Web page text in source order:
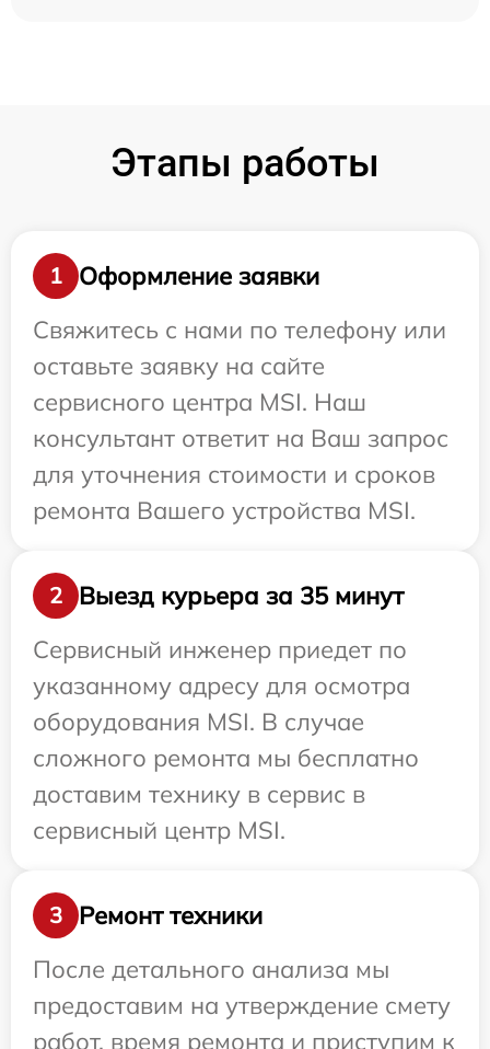
Этапы работы
1
Оформление заявки
Свяжитесь с нами по телефону или
оставьте заявку на сайте
сервисного центра MSI. Наш
консультант ответит на Ваш запрос
для уточнения стоимости и сроков
ремонта Вашего устройства MSI.
2
Выезд курьера за 35 минут
Сервисный инженер приедет по
указанному адресу для осмотра
оборудования MSI. В случае
сложного ремонта мы бесплатно
доставим технику в сервис в
сервисный центр MSI.
3
Ремонт техники
После детального анализа мы
предоставим на утверждение смету
работ, время ремонта и приступим к